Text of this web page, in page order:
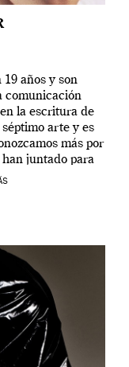
años y son
comunicación
la escritura de
arte y es
más por
juntado para